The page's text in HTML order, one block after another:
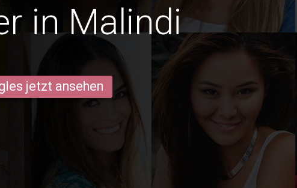
in Malindi
jetzt ansehen